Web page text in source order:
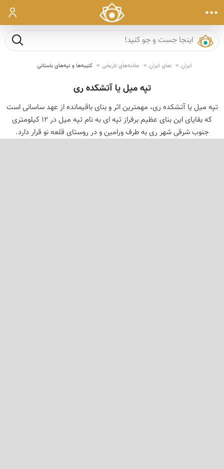
ورود
جست و
ایران نمای ایران جاذبه‌های تاریخی کتیبه‌ها و تپه‌های باستانی
تپه میل یا آتشکده ری
تپه ميل يا آتشكده ری، مهمترين اثر و بنای باقيمانده از عهد ساسانی است
كه بقايای اين بنای عظيم برفراز تپه ای به نام تپه ميل در 12 كيلومتری
جنوب شرقی شهر ری به طرف ورامين و در روستای قلعه نو قرار دارد.